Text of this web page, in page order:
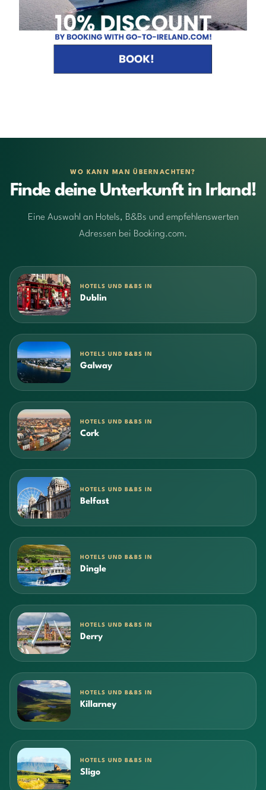
WO KANN MAN ÜBERNACHTEN?
Finde deine Unterkunft in Irland!
Eine Auswahl an Hotels, B&Bs und empfehlenswerten
Adressen bei Booking.com.
HOTELS UND B&BS IN
Dublin
HOTELS UND B&BS IN
Galway
HOTELS UND B&BS IN
Cork
HOTELS UND B&BS IN
Belfast
HOTELS UND B&BS IN
Dingle
HOTELS UND B&BS IN
Derry
HOTELS UND B&BS IN
Killarney
HOTELS UND B&BS IN
Sligo